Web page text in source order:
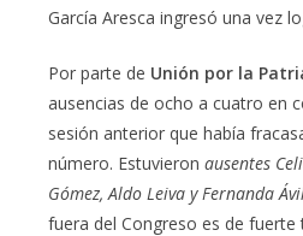
García Aresca ingresó una vez
Por parte de Unión por la
ausencias de ocho a cuatro en
sesión anterior que había
número. Estuvieron ausentes
Gómez, Aldo Leiva y Fernanda
fuera del Congreso es de fuerte